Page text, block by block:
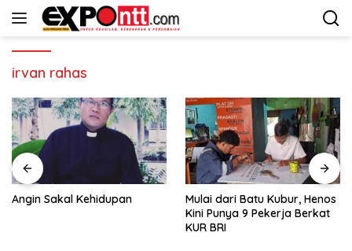
Langsung
irvan rahas
Angin Sakal Kehidupan
Mulai dari Batu Kubur, Henos
Kini Punya 9 Pekerja Berkat
KUR BRI